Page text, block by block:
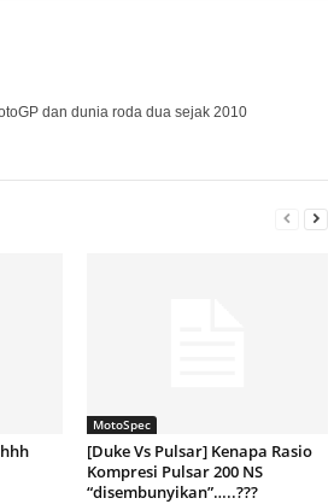
dan dunia roda dua sejak 2010
MotoSpec
[Duke Vs Pulsar] Kenapa Rasio
Kompresi Pulsar 200 NS
“disembunyikan”…..???